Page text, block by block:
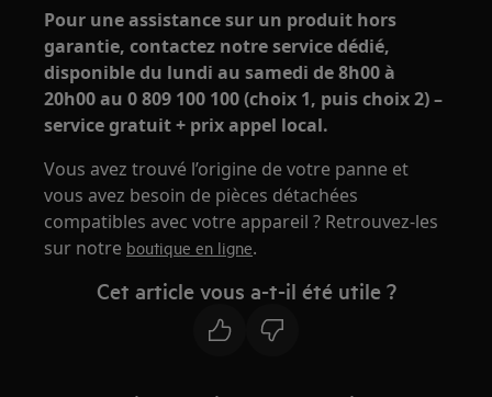
Pour une assistance sur un produit hors
garantie, contactez notre service dédié,
disponible du lundi au samedi de 8h00 à
20h00 au 0 809 100 100 (choix 1, puis choix 2) –
service gratuit + prix appel local.
Vous avez trouvé l’origine de votre panne et
vous avez besoin de pièces détachées
compatibles avec votre appareil ? Retrouvez-les
sur notre boutique en ligne.
Cet article vous a-t-il été utile ?